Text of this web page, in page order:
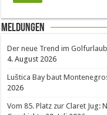
Meldungen
Der neue Trend im
4. August 2026
Luštica Bay baut
2026
Vom 85. Platz zur Claret Jug: